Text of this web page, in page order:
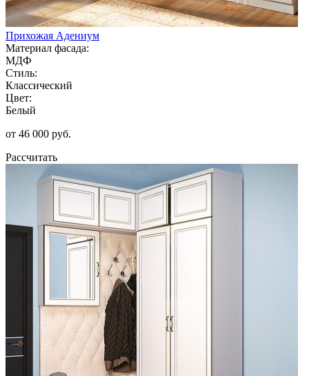
Прихожая Адениум
Материал фасада:
МДФ
Стиль:
Классический
Цвет:
Белый
от 46 000 руб.
Рассчитать